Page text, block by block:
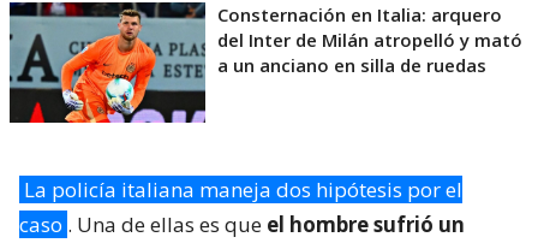
Consternación en Italia: arquero
del Inter de Milán atropelló y mató
a un anciano en silla de ruedas
La policía italiana maneja dos hipótesis por el
caso . Una de ellas es que el hombre sufrió un